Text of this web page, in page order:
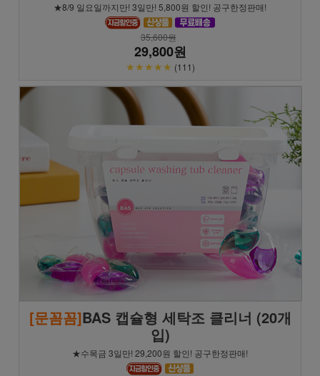
★8/9 일요일까지만! 3일만! 5,800원 할인! 공구한정판매!
35,600원
29,800원
★★★★★ (111)
[문꼼꼼]BAS 캡슐형 세탁조 클리너 (20개
입)
★수목금 3일만! 29,200원 할인! 공구한정판매!